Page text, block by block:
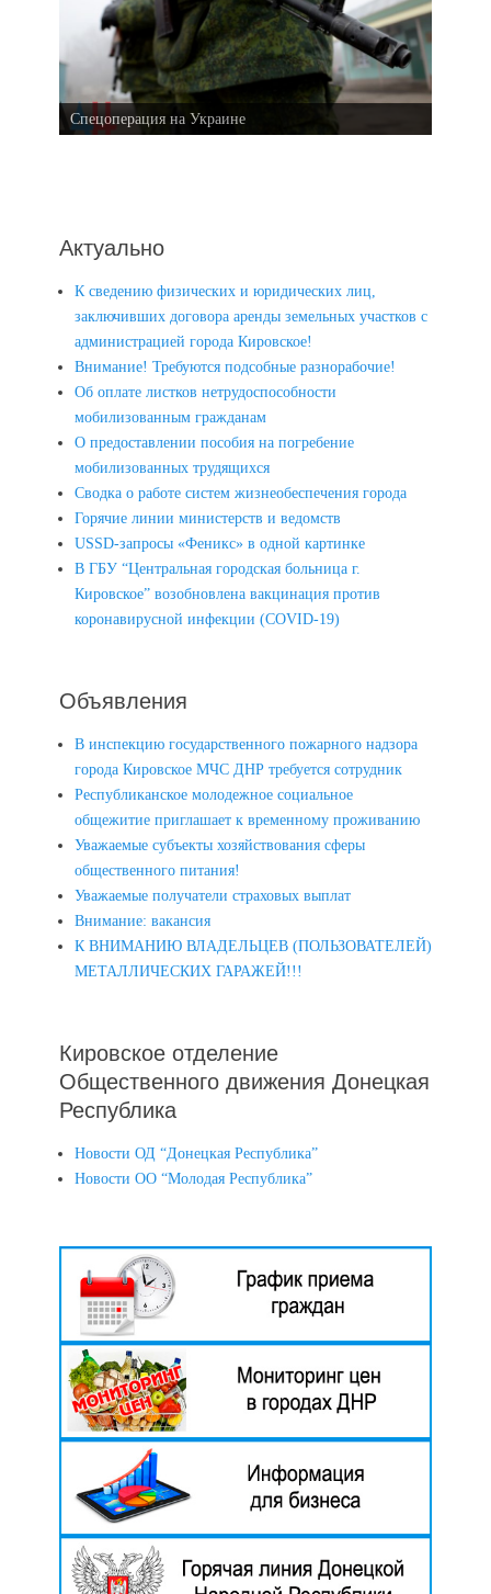
Спецоперация на Украине
Актуально
К сведению физических и юридических лиц,
заключивших договора аренды земельных участков с
администрацией города Кировское!
Внимание! Требуются подсобные разнорабочие!
Об оплате листков нетрудоспособности
мобилизованным гражданам
О предоставлении пособия на погребение
мобилизованных трудящихся
Сводка о работе систем жизнеобеспечения города
Горячие линии министерств и ведомств
USSD-запросы «Феникс» в одной картинке
В ГБУ “Центральная городская больница г.
Кировское” возобновлена вакцинация против
коронавирусной инфекции (COVID-19)
Объявления
В инспекцию государственного пожарного надзора
города Кировское МЧС ДНР требуется сотрудник
Республиканское молодежное социальное
общежитие приглашает к временному проживанию
Уважаемые субъекты хозяйствования сферы
общественного питания!
Уважаемые получатели страховых выплат
Внимание: вакансия
К ВНИМАНИЮ ВЛАДЕЛЬЦЕВ (ПОЛЬЗОВАТЕЛЕЙ)
МЕТАЛЛИЧЕСКИХ ГАРАЖЕЙ!!!
Кировское отделение
Общественного движения Донецкая
Республика
Новости ОД “Донецкая Республика”
Новости ОО “Молодая Республика”